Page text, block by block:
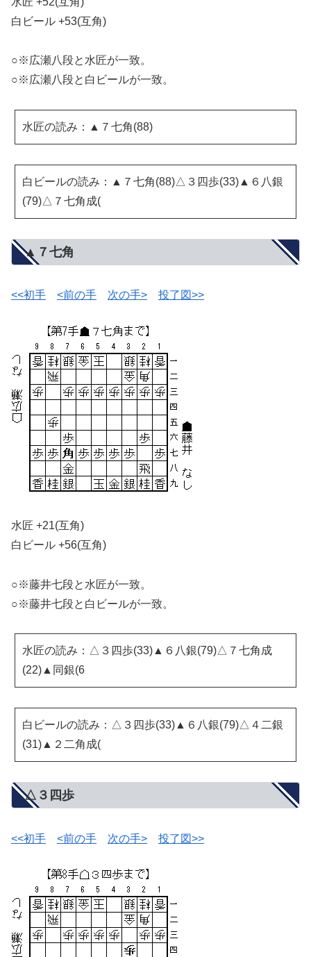
白ビール +53(互角)
○※広瀬八段と水匠が一致。
○※広瀬八段と白ビールが一致。
水匠の読み：▲７七角(88)
白ビールの読み：▲７七角(88)△３四歩(33)▲６八銀
(79)△７七角成(
▲７七角
<<初手 <前の手 次の手> 投了図>>
水匠 +21(互角)
白ビール +56(互角)
○※藤井七段と水匠が一致。
○※藤井七段と白ビールが一致。
水匠の読み：△３四歩(33)▲６八銀(79)△７七角成
(22)▲同銀(6
白ビールの読み：△３四歩(33)▲６八銀(79)△４二銀
(31)▲２二角成(
△３四歩
<<初手 <前の手 次の手> 投了図>>